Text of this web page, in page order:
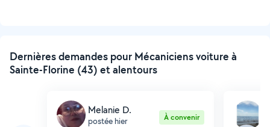
Dernières demandes pour Mécaniciens voiture à
Sainte-Florine (43) et alentours
Melanie D.
postée hier À convenir